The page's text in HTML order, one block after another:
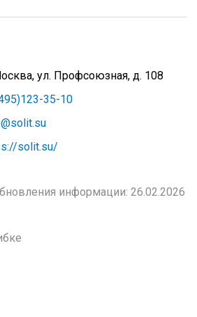
ул. Профсоюзная, д. 108
35-10
solit.su/
информации: 26.02.2026